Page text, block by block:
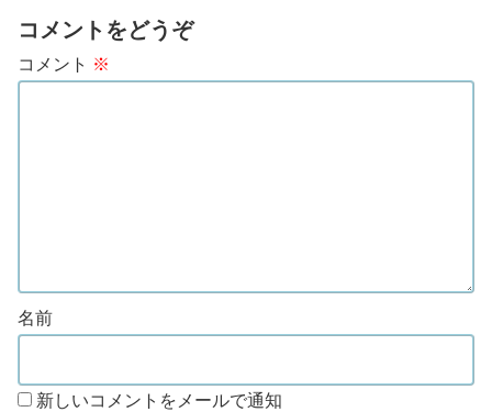
コメントをどうぞ
コメント ※
名前
新しいコメントをメールで通知